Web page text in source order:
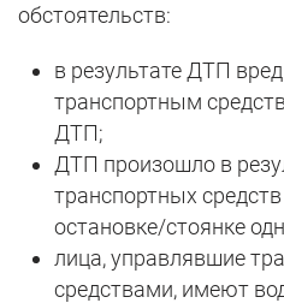
обстоятельств:
в результате ДТП
транспортным
ДТП;
ДТП произошло в
транспортных
остановке/стоянке
лица, управлявшие
средствами, имеют